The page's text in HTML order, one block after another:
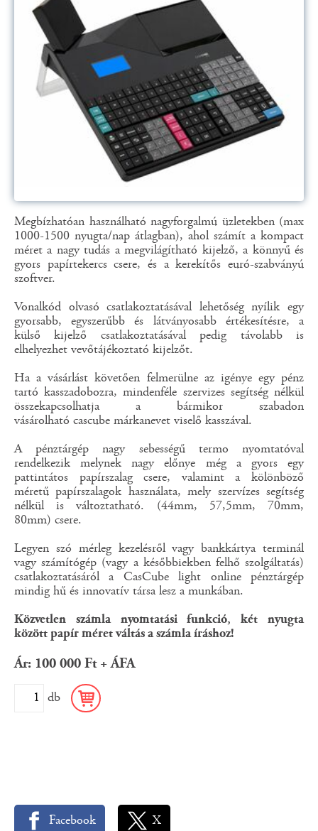
Ár: 100 000 Ft + ÁFA
db
Megbízhatóan használható nagyforgalmú üzletekben (max
1000-1500 nyugta/nap átlagban), ahol számít a kompact
méret a nagy tudás a megvilágítható kijelző, a könnyű és
gyors papírtekercs csere, és a kerekítős euró-szabványú
szoftver.
Vonalkód olvasó csatlakoztatásával lehetőség nyílik egy
gyorsabb, egyszerűbb és látványosabb értékesítésre, a
külső kijelző csatlakoztatásával pedig távolabb is
elhelyezhet vevőtájékoztató kijelzőt.
Ha a vásárlást követően felmerülne az igénye egy pénz
tartó kasszadobozra, mindenféle szervizes segítség nélkül
összekapcsolhatja a bármikor szabadon
vásárolható cascube márkanevet viselő kasszával.
A pénztárgép nagy sebességű termo nyomtatóval
rendelkezik melynek nagy előnye még a gyors egy
pattintátos papírszalag csere, valamint a kölönböző
méretű papírszalagok használata, mely szervízes segítség
nélkül is változtatható. (44mm, 57,5mm, 70mm,
80mm) csere.
Legyen szó mérleg kezelésről vagy bankkártya terminál
vagy számítógép (vagy a későbbiekben felhő szolgáltatás)
csatlakoztatásáról a CasCube light online pénztárgép
mindig hű és innovatív társa lesz a munkában.
Közvetlen számla nyomtatási funkció, két nyugta
között papír méret váltás a számla íráshoz!
Facebook X